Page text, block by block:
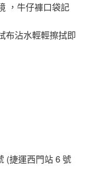
，牛仔褲口袋記
布沾水輕輕擦拭即
(捷運西門站 6 號